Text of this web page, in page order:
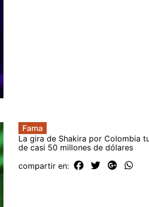
Fama
La gira de Shakira por Colombia
de casi 50 millones de dólares
compartir en: